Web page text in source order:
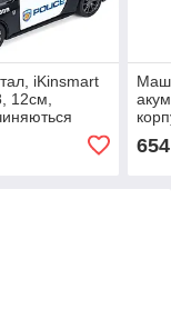
іKinsmart
12см,
колеса, в кор.
654